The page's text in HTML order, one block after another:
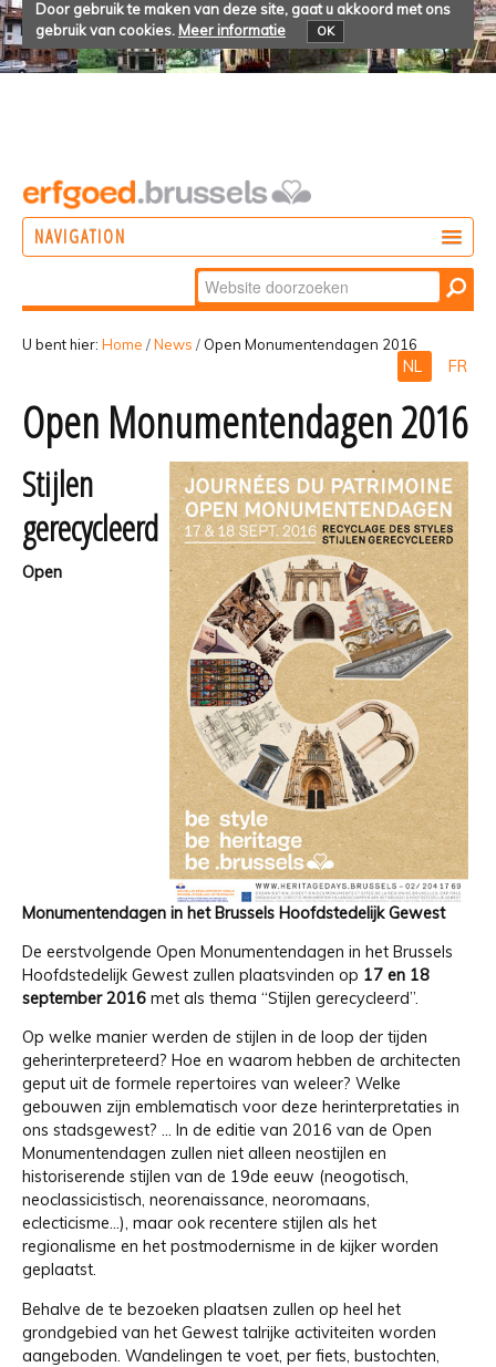
Door gebruik te maken van deze site, gaat u akkoord met ons
gebruik van cookies. Meer informatie OK
NAVIGATION
Zoek
Geavanceerd
zoeken...
U bent hier: Home /News / Open Monumentendagen 2016
NL FR
Open Monumentendagen 2016
Stijlen
gerecycleerd
Open
Monumentendagen in het Brussels Hoofdstedelijk Gewest
De eerstvolgende Open Monumentendagen in het Brussels
Hoofdstedelijk Gewest zullen plaatsvinden op 17 en 18
september 2016 met als thema “Stijlen gerecycleerd”.
Op welke manier werden de stijlen in de loop der tijden
geherinterpreteerd? Hoe en waarom hebben de architecten
geput uit de formele repertoires van weleer? Welke
gebouwen zijn emblematisch voor deze herinterpretaties in
ons stadsgewest? … In de editie van 2016 van de Open
Monumentendagen zullen niet alleen neostijlen en
historiserende stijlen van de 19de eeuw (neogotisch,
neoclassicistisch, neorenaissance, neoromaans,
eclecticisme…), maar ook recentere stijlen als het
regionalisme en het postmodernisme in de kijker worden
geplaatst.
Behalve de te bezoeken plaatsen zullen op heel het
grondgebied van het Gewest talrijke activiteiten worden
aangeboden. Wandelingen te voet, per fiets, bustochten,